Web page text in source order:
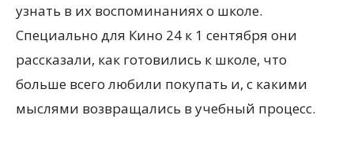
узнать в их воспоминаниях о школе.
Специально для Кино 24 к 1 сентября они
рассказали, как готовились к школе, что
больше всего любили покупать и, с какими
мыслями возвращались в учебный процесс.